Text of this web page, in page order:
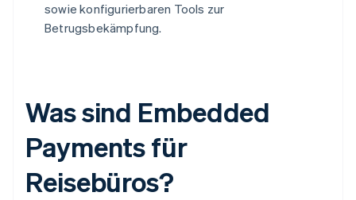
sowie konfigurierbaren Tools zur
Betrugsbekämpfung.
Was sind Embedded
Payments für
Reisebüros?